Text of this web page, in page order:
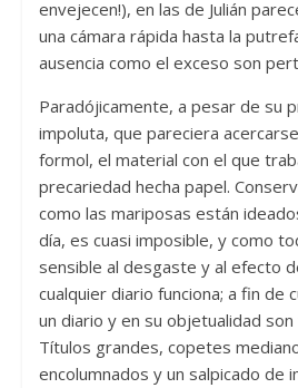
envejecen!), en las de Julián
una cámara rápida hasta la
ausencia como el exceso son
Paradójicamente, a pesar de su
impoluta, que pareciera
formol, el material con el que
precariedad hecha papel.
como las mariposas están
día, es cuasi imposible, y como
sensible al desgaste y al efecto
cualquier diario funciona; a fin de
un diario y en su objetualidad
Títulos grandes, copetes
encolumnados y un salpicado de